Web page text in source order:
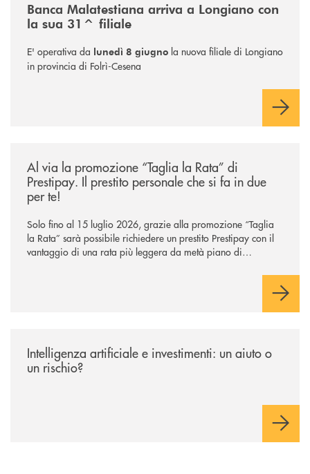
Banca Malatestiana arriva a Longiano con
la sua 31^ filiale
E' operativa da lunedì 8 giugno la nuova filiale di Longiano
in provincia di Folrì-Cesena
Al via la promozione “Taglia la Rata” di
Prestipay. Il prestito personale che si fa in due
per te!
Solo fino al 15 luglio 2026, grazie alla promozione “Taglia
la Rata” sarà possibile richiedere un prestito Prestipay con il
vantaggio di una rata più leggera da metà piano di
Intelligenza artificiale e investimenti: un aiuto o
un rischio?